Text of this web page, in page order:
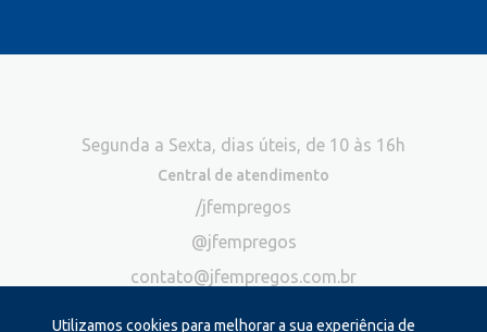
Utilizamos cookies para melhorar a sua experiência de
Segunda a Sexta, dias úteis, de 10 às 16h
Central de atendimento
/jfempregos
@jfempregos
contato@jfempregos.com.br